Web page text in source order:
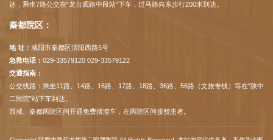
达，乘坐7路公交在“龙台观路中段站”下车，过马路向东步行200米到达。
秦都院区：
地 址： 咸阳市秦都区渭阳西路5号
急救电话： 029-33579120 029-33579122
交通指南：
公交线路：乘坐11路、14路、16路、17路、18路、36路、56路（文旅专线）等在“陕中
二附院”站下车到达。
西咸、秦都两院区间开通免费摆渡车，在两院区间接驳患者。